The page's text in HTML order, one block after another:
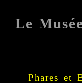
Le
Phares et